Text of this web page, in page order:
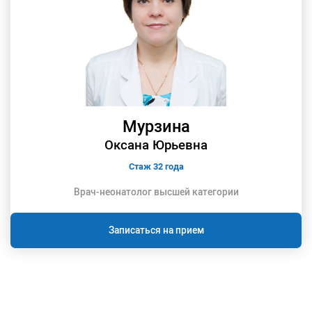
Мурзина
Оксана Юрьевна
Стаж 32 года
Врач-неонатолог высшей категории
Записаться на прием